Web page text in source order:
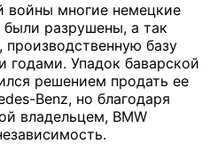
многие немецкие
разрушены, а так
базу
годами. Упадок баварской
решением продать ее
Benz, но благодаря
владельцем, BMW